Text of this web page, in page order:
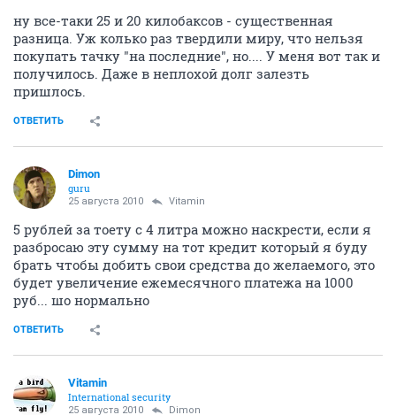
ну все-таки 25 и 20 килобаксов - существенная
разница. Уж колько раз твердили миру, что нельзя
покупать тачку "на последние", но.... У меня вот так и
получилось. Даже в неплохой долг залезть
пришлось.
ОТВЕТИТЬ
Dimon
guru
25 августа 2010 Vitamin
5 рублей за тоету с 4 литра можно наскрести, если я
разбросаю эту сумму на тот кредит который я буду
брать чтобы добить свои средства до желаемого, это
будет увеличение ежемесячного платежа на 1000
руб... шо нормально
ОТВЕТИТЬ
Vitamin
International security
25 августа 2010 Dimon